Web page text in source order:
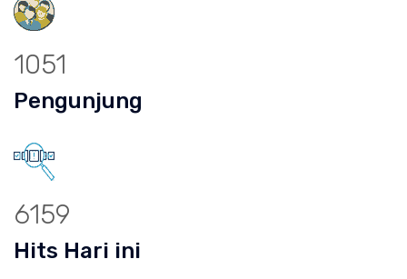
1051
Pengunjung
6159
Hits Hari ini